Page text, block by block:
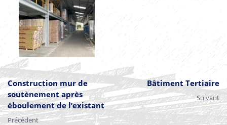
Construction mur de
soutènement après
éboulement de l’existant
Précédent
Bâtiment Tertiaire
Suivant